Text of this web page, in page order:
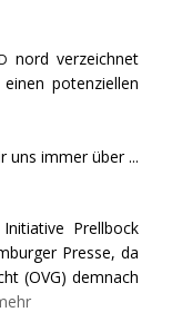
nord verzeichnet
potenziellen
uns immer über...
Prellbock
Presse, da
(OVG) demnach